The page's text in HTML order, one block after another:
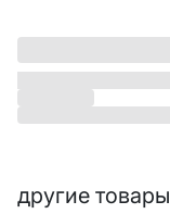
другие товары